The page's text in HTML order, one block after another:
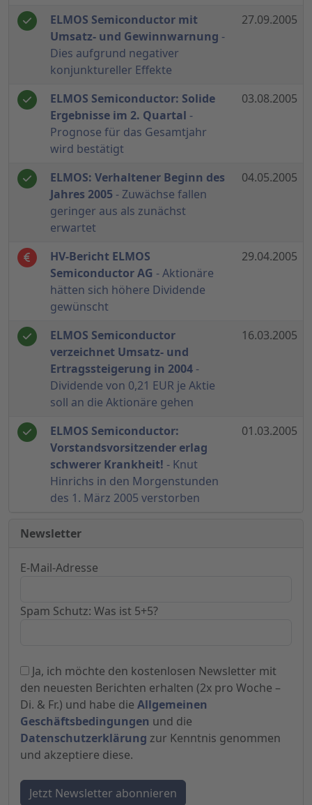
ELMOS Semiconductor mit
Umsatz- und Gewinnwarnung -
Dies aufgrund negativer
konjunktureller Effekte
27.09.2005
ELMOS Semiconductor: Solide
Ergebnisse im 2. Quartal -
Prognose für das Gesamtjahr
wird bestätigt
03.08.2005
ELMOS: Verhaltener Beginn des
Jahres 2005 - Zuwächse fallen
geringer aus als zunächst
erwartet
04.05.2005
HV-Bericht ELMOS
Semiconductor AG - Aktionäre
hätten sich höhere Dividende
gewünscht
29.04.2005
ELMOS Semiconductor
verzeichnet Umsatz- und
Ertragssteigerung in 2004 -
Dividende von 0,21 EUR je Aktie
soll an die Aktionäre gehen
16.03.2005
ELMOS Semiconductor:
Vorstandsvorsitzender erlag
schwerer Krankheit! - Knut
Hinrichs in den Morgenstunden
des 1. März 2005 verstorben
01.03.2005
Newsletter
E-Mail-Adresse
Spam Schutz: Was ist 5+5?
Ja, ich möchte den kostenlosen Newsletter mit
den neuesten Berichten erhalten (2x pro Woche –
Di. & Fr.) und habe die Allgemeinen
Geschäftsbedingungen und die
Datenschutzerklärung zur Kenntnis genommen
und akzeptiere diese.